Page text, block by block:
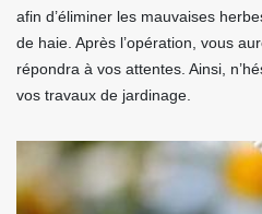
afin d’éliminer les mauvaises
de haie. Après l’opération, vous
répondra à vos attentes. Ainsi,
vos travaux de jardinage.